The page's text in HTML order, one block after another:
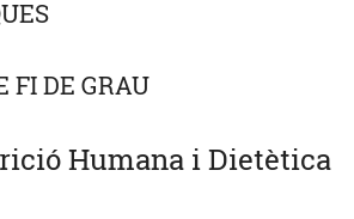
FI DE GRAU
Humana i Dietètica